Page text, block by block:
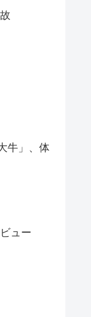
牛」、体
ュー